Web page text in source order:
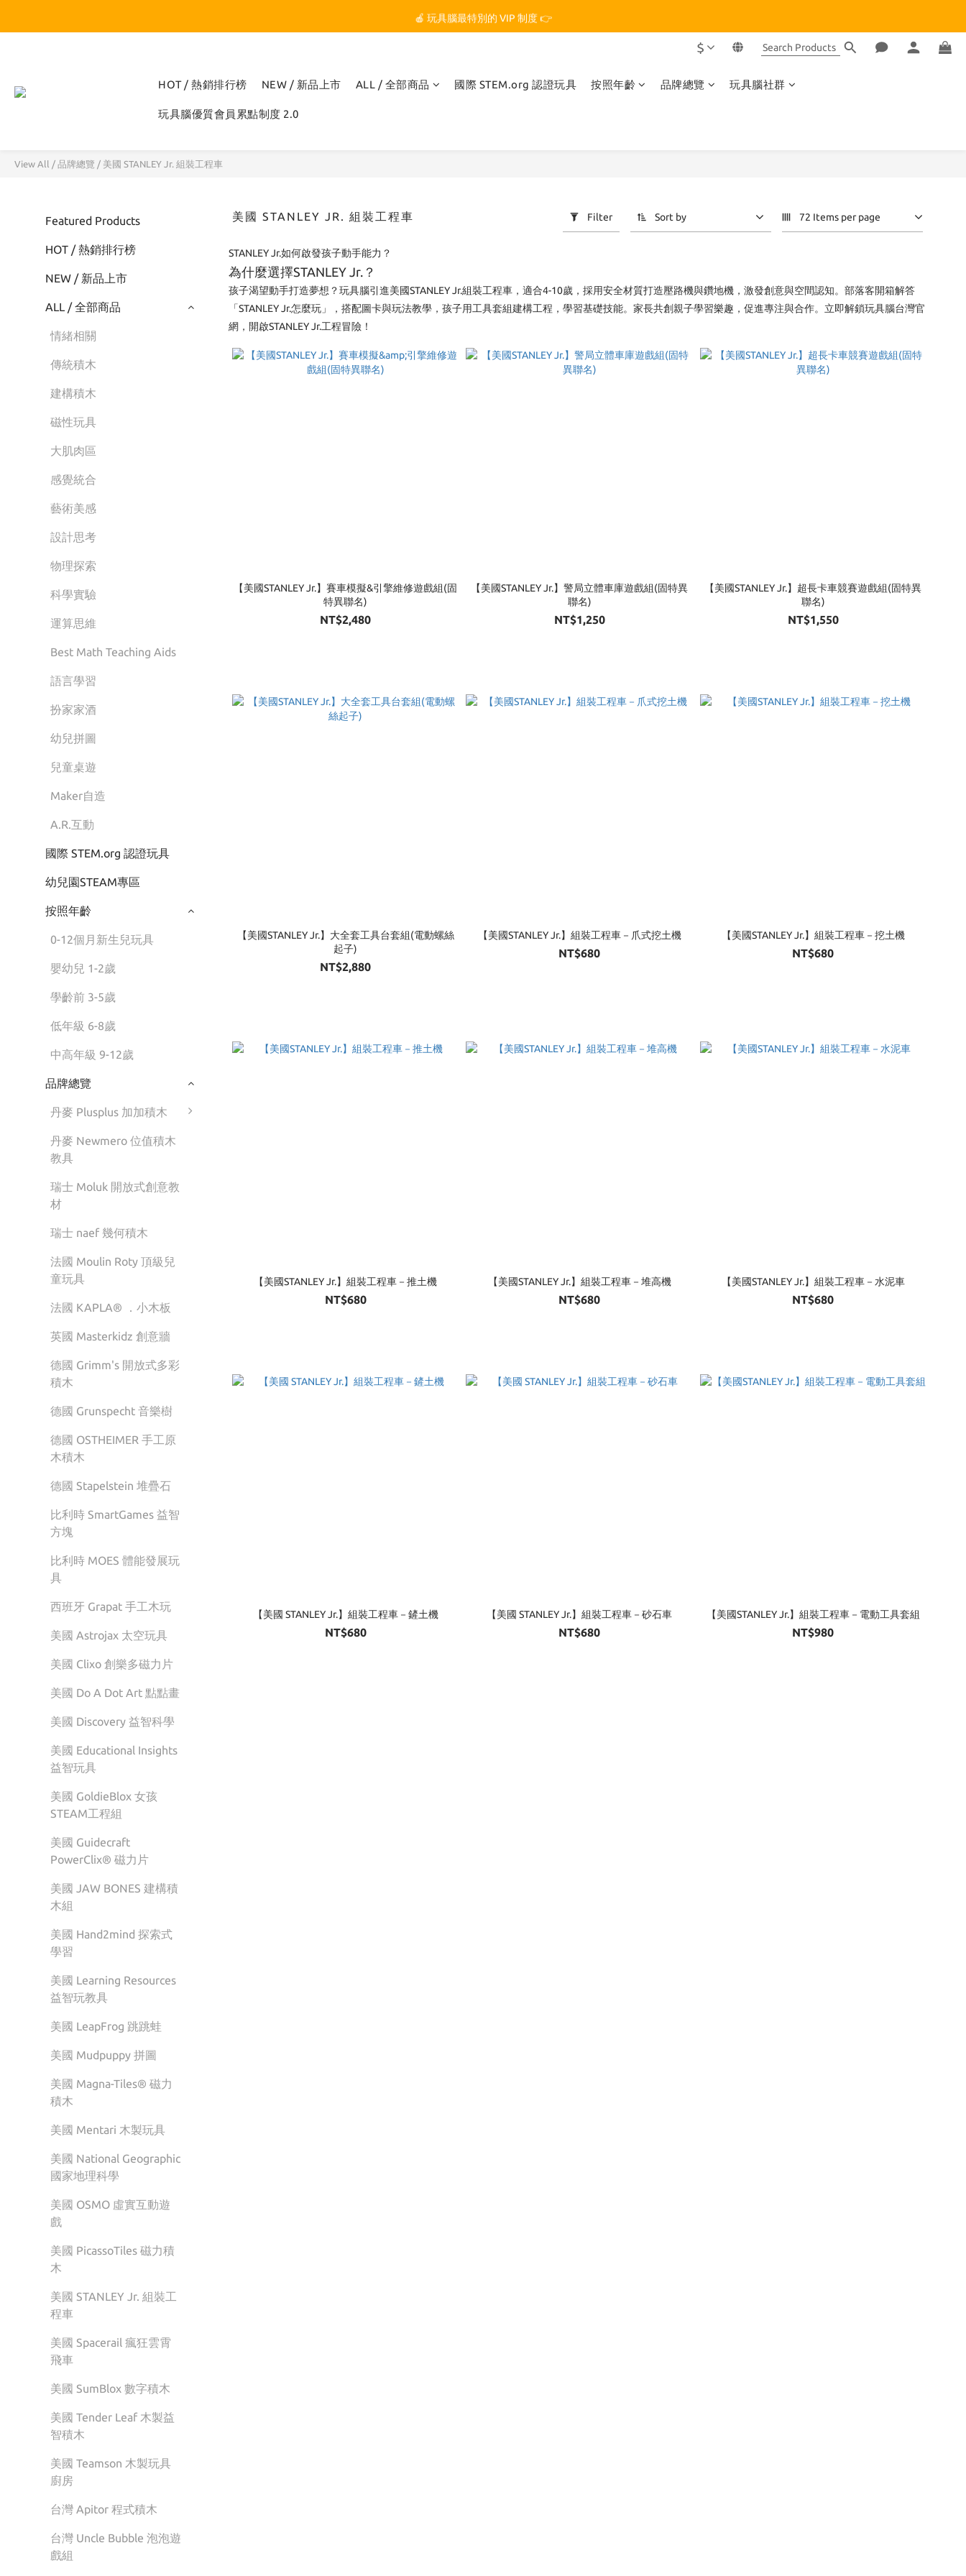
🏆 玩具腦是全台第一個獲得 STEM.org 教育平台
🍎 玩具腦最特別的 VIP 制度 👉
$
HOT / 熱銷排行榜 NEW / 新品上市 ALL / 全部商品 國際 STEM.org 認證玩具 按照年齡 品牌總覽 玩具腦社群
玩具腦優質會員累點制度 2.0
View All / 品牌總覽 / 美國 STANLEY Jr. 組裝工程車
Featured Products
HOT / 熱銷排行榜
NEW / 新品上市
ALL / 全部商品
情緒相關
傳統積木
建構積木
磁性玩具
大肌肉區
感覺統合
藝術美感
設計思考
物理探索
科學實驗
運算思維
Best Math Teaching Aids
語言學習
扮家家酒
幼兒拼圖
兒童桌遊
Maker自造
A.R.互動
國際 STEM.org 認證玩具
幼兒園STEAM專區
按照年齡
0-12個月新生兒玩具
嬰幼兒 1-2歲
學齡前 3-5歲
低年級 6-8歲
中高年級 9-12歲
品牌總覽
丹麥 Plusplus 加加積木
丹麥 Newmero 位值積木
教具
瑞士 Moluk 開放式創意教
材
瑞士 naef 幾何積木
法國 Moulin Roty 頂級兒
童玩具
法國 KAPLA® ．小木板
英國 Masterkidz 創意牆
德國 Grimm's 開放式多彩
積木
德國 Grunspecht 音樂樹
德國 OSTHEIMER 手工原
木積木
德國 Stapelstein 堆疊石
比利時 SmartGames 益智
方塊
比利時 MOES 體能發展玩
具
西班牙 Grapat 手工木玩
美國 Astrojax 太空玩具
美國 Clixo 創樂多磁力片
美國 Do A Dot Art 點點畫
美國 Discovery 益智科學
美國 Educational Insights
益智玩具
美國 GoldieBlox 女孩
STEAM工程組
美國 Guidecraft
PowerClix® 磁力片
美國 JAW BONES 建構積
木組
美國 Hand2mind 探索式
學習
美國 Learning Resources
益智玩教具
美國 LeapFrog 跳跳蛙
美國 Mudpuppy 拼圖
美國 Magna-Tiles® 磁力
積木
美國 Mentari 木製玩具
美國 National Geographic
國家地理科學
美國 OSMO 虛實互動遊
戲
美國 PicassoTiles 磁力積
木
美國 STANLEY Jr. 組裝工
程車
美國 Spacerail 瘋狂雲霄
飛車
美國 SumBlox 數字積木
美國 Tender Leaf 木製益
智積木
美國 Teamson 木製玩具
廚房
台灣 Apitor 程式積木
台灣 Uncle Bubble 泡泡遊
戲組
美國 STANLEY JR. 組裝工程車 Filter Sort by 72 Items per page
STANLEY Jr.如何啟發孩子動手能力？
為什麼選擇STANLEY Jr.？
孩子渴望動手打造夢想？玩具腦引進美國STANLEY Jr.組裝工程車，適合4-10歲，採用安全材質打造壓路機與鑽地機，激發創意與空間認知。部落客開箱解答
「STANLEY Jr.怎麼玩」，搭配圖卡與玩法教學，孩子用工具套組建構工程，學習基礎技能。家長共創親子學習樂趣，促進專注與合作。立即解鎖玩具腦台灣官
網，開啟STANLEY Jr.工程冒險！
【美國STANLEY Jr.】賽車模擬&引擎維修遊戲組(固
特異聯名)
NT$2,480
【美國STANLEY Jr.】警局立體車庫遊戲組(固特異
聯名)
NT$1,250
【美國STANLEY Jr.】超長卡車競賽遊戲組(固特異
聯名)
NT$1,550
【美國STANLEY Jr.】大全套工具台套組(電動螺絲
起子)
NT$2,880
【美國STANLEY Jr.】組裝工程車－爪式挖土機
NT$680
【美國STANLEY Jr.】組裝工程車－挖土機
NT$680
【美國STANLEY Jr.】組裝工程車－推土機
NT$680
【美國STANLEY Jr.】組裝工程車－堆高機
NT$680
【美國STANLEY Jr.】組裝工程車－水泥車
NT$680
【美國 STANLEY Jr.】組裝工程車－鏟土機
NT$680
【美國 STANLEY Jr.】組裝工程車－砂石車
NT$680
【美國STANLEY Jr.】組裝工程車－電動工具套組
NT$980